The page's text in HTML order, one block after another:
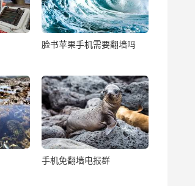
脸书苹果手机需要翻墙吗
手机免翻墙电报群